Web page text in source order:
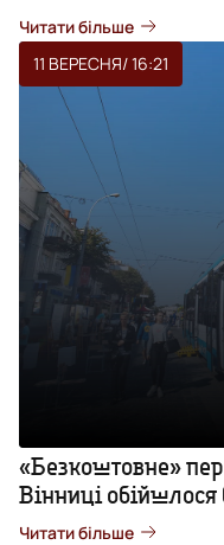
Читати більше
11 ВЕРЕСНЯ/ 16:21
«Безкоштовне»
Вінниці
Читати більше